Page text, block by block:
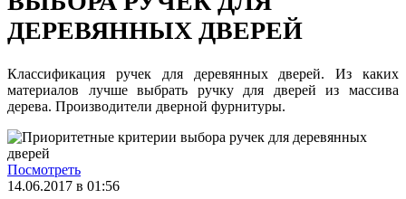
ДЕРЕВЯННЫХ ДВЕРЕЙ
Классификация ручек для деревянных дверей. Из каких
материалов лучше выбрать ручку для дверей из массива
дерева. Производители дверной фурнитуры.
Посмотреть
14.06.2017 в 01:56